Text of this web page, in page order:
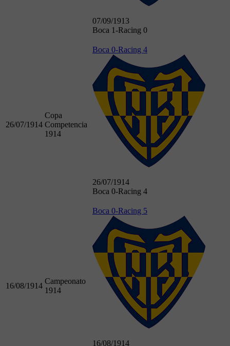
07/09/1913
Boca 1-Racing 0
26/07/1914
Copa
Competencia
1914
Boca 0-Racing 4
26/07/1914
Boca 0-Racing 4
16/08/1914
Campeonato
1914
Boca 0-Racing 5
16/08/1914